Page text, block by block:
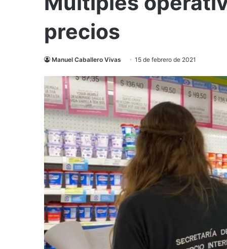
precios
Manuel Caballero Vivas 15 de febrero de 2021